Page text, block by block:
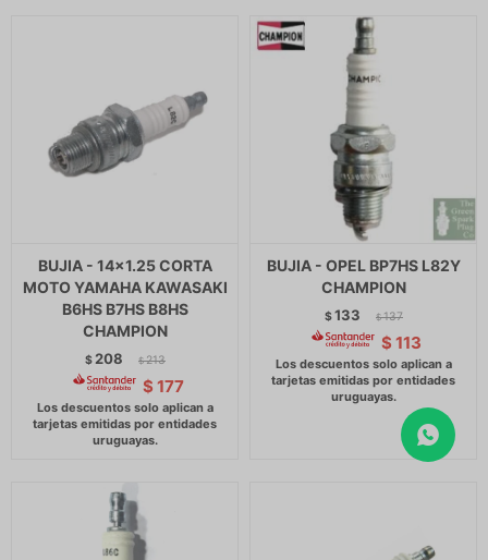
BUJIA - 14x1.25 CORTA
MOTO YAMAHA KAWASAKI
B6HS B7HS B8HS
CHAMPION
$ 208 $ 213
$ 177
BUJIA - OPEL BP7HS L82Y
CHAMPION
$133 $ 137
$ 113